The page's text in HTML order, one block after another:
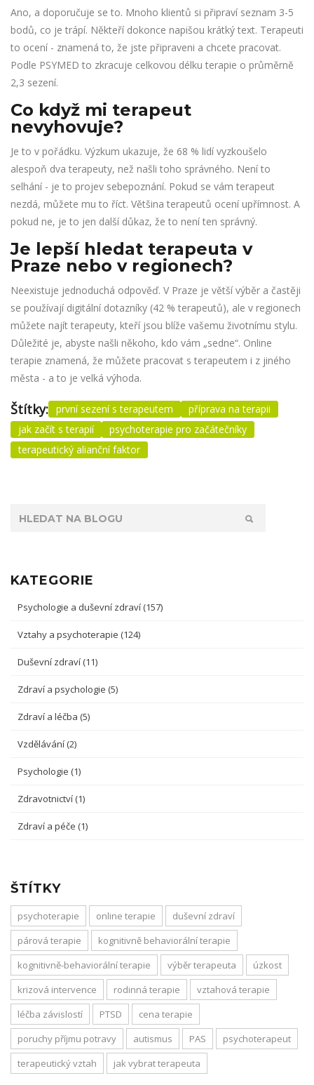
Ano, a doporučuje se to. Mnoho klientů si připraví seznam 3-5
bodů, co je trápí. Někteří dokonce napišou krátký text. Terapeuti
to ocení - znamená to, že jste připraveni a chcete pracovat.
Podle PSYMED to zkracuje celkovou délku terapie o průměrně
2,3 sezení.
Co když mi terapeut
nevyhovuje?
Je to v pořádku. Výzkum ukazuje, že 68 % lidí vyzkoušelo
alespoň dva terapeuty, než našli toho správného. Není to
selhání - je to projev sebepoznání. Pokud se vám terapeut
nezdá, můžete mu to říct. Většina terapeutů ocení upřímnost. A
pokud ne, je to jen další důkaz, že to není ten správný.
Je lepší hledat terapeuta v
Praze nebo v regionech?
Neexistuje jednoduchá odpověď. V Praze je větší výběr a častěji
se používají digitální dotazníky (42 % terapeutů), ale v regionech
můžete najít terapeuty, kteří jsou blíže vašemu životnímu stylu.
Důležité je, abyste našli někoho, kdo vám „sedne“. Online
terapie znamená, že můžete pracovat s terapeutem i z jiného
města - a to je velká výhoda.
Štítky: první sezení s terapeutem
příprava na terapii
jak začít s terapií
psychoterapie pro začátečníky
terapeutický alianční faktor
KATEGORIE
Psychologie a duševní zdraví (157)
Vztahy a psychoterapie (124)
Duševní zdraví (11)
Zdraví a psychologie (5)
Zdraví a léčba (5)
Vzdělávání (2)
Psychologie (1)
Zdravotnictví (1)
Zdraví a péče (1)
ŠTÍTKY
psychoterapie online terapie
duševní zdraví
párová terapie
kognitivně behaviorální terapie
kognitivně-behaviorální terapie
výběr terapeuta
úzkost
krizová intervence
rodinná terapie
vztahová terapie
léčba závislostí
PTSD
cena terapie
poruchy příjmu potravy
autismus PAS
psychoterapeut
terapeutický vztah
jak vybrat terapeuta